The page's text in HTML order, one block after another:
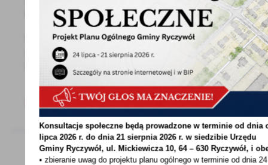
GOSPODARCZY
W załączniku znajduje się informacja o naborze
na wolne stanowisko pracy: INSTRUKTOR
REINTEGRACJI...
Konsultacje społeczne będą prowadzone w terminie od dnia
lipca 2026 r. do dnia 21 sierpnia 2026 r. w siedzibie Urzędu
Gminy Ryczywół, ul. Mickiewicza 10, 64 – 630 Ryczywół, i
• zbieranie uwag do projektu planu ogólnego w terminie od dnia